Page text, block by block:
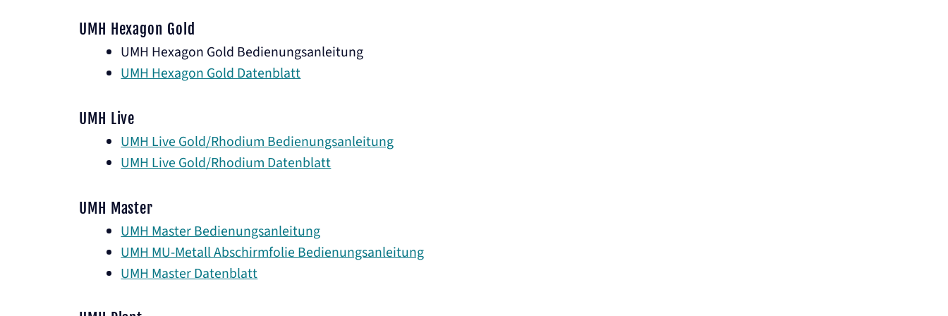
UMH Hexagon Gold
UMH Hexagon Gold Bedienungsanleitung
UMH Hexagon Gold Datenblatt
UMH Live
UMH Live Gold/Rhodium Bedienungsanleitung
UMH Live Gold/Rhodium Datenblatt
UMH Master
UMH Master Bedienungsanleitung
UMH MU-Metall Abschirmfolie Bedienungsanleitung
UMH Master Datenblatt